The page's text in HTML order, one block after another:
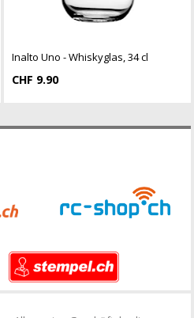
Inalto Uno - Whiskyglas, 34 cl
CHF 9.90